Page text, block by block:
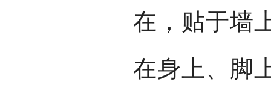
在，贴于墙
在身上、脚